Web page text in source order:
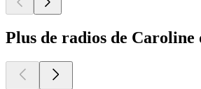
Plus de radios de Caroline